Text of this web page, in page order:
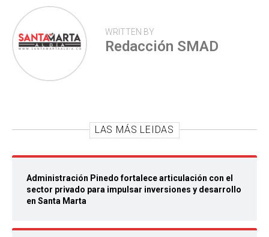
WRITTEN BY
Redacción SMAD
LAS MÁS LEIDAS
Administración Pinedo fortalece articulación con el
sector privado para impulsar inversiones y desarrollo
en Santa Marta